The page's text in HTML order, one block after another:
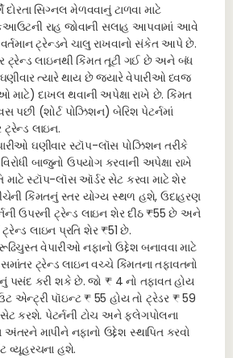
દોરતા સિગ્નલ મેળવવાનું ટાળવા માટે
રાહ જોવાની સલાહ આપવામાં આવે
ટ્રેન્ડને ચાલુ રાખવાનો સંકેત આપે છે.
ટ્રેન્ડ લાઇનથી કિંમત તૂટી ગઈ છે અને બંધ
ત્યારે થાય છે જ્યારે વેપારીઓ ધ્વજ
માટે) દાખલ થવાની અપેક્ષા રાખે છે. કિંમત
પછી (શોર્ટ પોઝિશન) બેરિશ પેટર્નમાં
લાઇન.
ઘણીવાર સ્ટૉપ-લૉસ પોઝિશન તરીકે
બાજુનો ઉપયોગ કરવાની અપેક્ષા રાખે
માટે સ્ટૉપ-લૉસ ઑર્ડર સેટ કરવા માટે શેર
કિંમતનું સ્તર યોગ્ય સ્થળ હશે, ઉદાહરણ
ઉપરની ટ્રેન્ડ લાઇન શેર દીઠ ₹55 છે અને
લાઇન પ્રતિ શેર ₹51 છે.
વેપારીઓ નફાનો ઉદ્દેશ બનાવવા માટે
ટ્રેન્ડ લાઇન વચ્ચે કિંમતના તફાવતનો
પસંદ કરી શકે છે. જો ₹ 4 નો તફાવત હોય
પૉઇન્ટ ₹ 55 હોય તો ટ્રેડર ₹ 59
સેટ કરશે. પેટર્નની ટોચ અને ફ્લેગપોલના
માપીને નફાનો ઉદ્દેશ સ્થાપિત કરવો
વ્યૂહરચના હશે.